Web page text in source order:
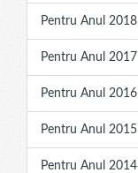
Pentru Anul 2018
Pentru Anul 2017
Pentru Anul 2016
Pentru Anul 2015
Pentru Anul 2014